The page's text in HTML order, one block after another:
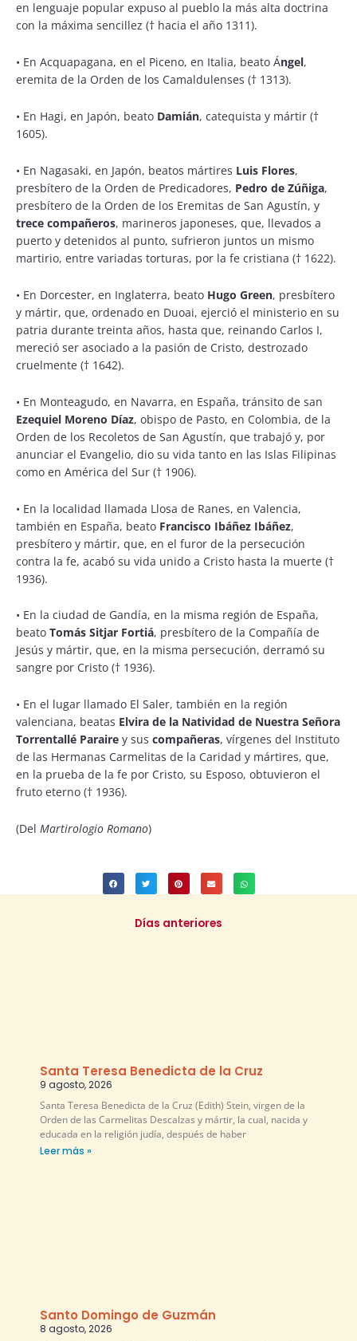
en lenguaje popular expuso al pueblo la más alta doctrina
con la máxima sencillez († hacia el año 1311).
• En Acquapagana, en el Piceno, en Italia, beato Ángel,
eremita de la Orden de los Camaldulenses († 1313).
• En Hagi, en Japón, beato Damián, catequista y mártir (†
1605).
• En Nagasaki, en Japón, beatos mártires Luis Flores,
presbítero de la Orden de Predicadores, Pedro de Zúñiga,
presbítero de la Orden de los Eremitas de San Agustín, y
trece compañeros, marineros japoneses, que, llevados a
puerto y detenidos al punto, sufrieron juntos un mismo
martirio, entre variadas torturas, por la fe cristiana († 1622).
• En Dorcester, en Inglaterra, beato Hugo Green, presbítero
y mártir, que, ordenado en Duoai, ejerció el ministerio en su
patria durante treinta años, hasta que, reinando Carlos I,
mereció ser asociado a la pasión de Cristo, destrozado
cruelmente († 1642).
• En Monteagudo, en Navarra, en España, tránsito de san
Ezequiel Moreno Díaz, obispo de Pasto, en Colombia, de la
Orden de los Recoletos de San Agustín, que trabajó y, por
anunciar el Evangelio, dio su vida tanto en las Islas Filipinas
como en América del Sur († 1906).
• En la localidad llamada Llosa de Ranes, en Valencia,
también en España, beato Francisco Ibáñez Ibáñez,
presbítero y mártir, que, en el furor de la persecución
contra la fe, acabó su vida unido a Cristo hasta la muerte (†
1936).
• En la ciudad de Gandía, en la misma región de España,
beato Tomás Sitjar Fortiá, presbítero de la Compañía de
Jesús y mártir, que, en la misma persecución, derramó su
sangre por Cristo († 1936).
• En el lugar llamado El Saler, también en la región
valenciana, beatas Elvira de la Natividad de Nuestra Señora
Torrentallé Paraire y sus compañeras, vírgenes del Instituto
de las Hermanas Carmelitas de la Caridad y mártires, que,
en la prueba de la fe por Cristo, su Esposo, obtuvieron el
fruto eterno († 1936).
(Del Martirologio Romano)
Días anteriores
Santa Teresa Benedicta de la Cruz
9 agosto, 2026
Santa Teresa Benedicta de la Cruz (Edith) Stein, virgen de la
Orden de las Carmelitas Descalzas y mártir, la cual, nacida y
educada en la religión judía, después de haber
Leer más »
Santo Domingo de Guzmán
8 agosto, 2026